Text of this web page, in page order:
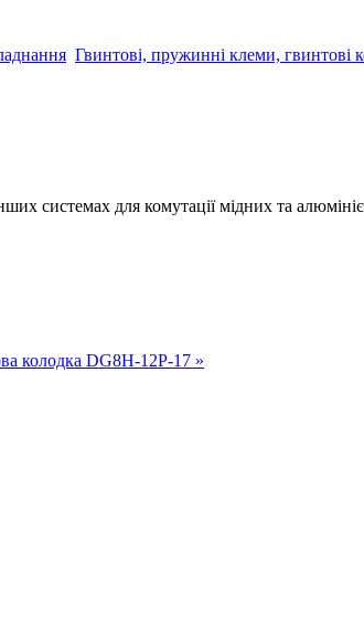
Гвинтові, пружинні клеми, гвинтові
системах для комутації мідних та
колодка DG8H-12P-17 »